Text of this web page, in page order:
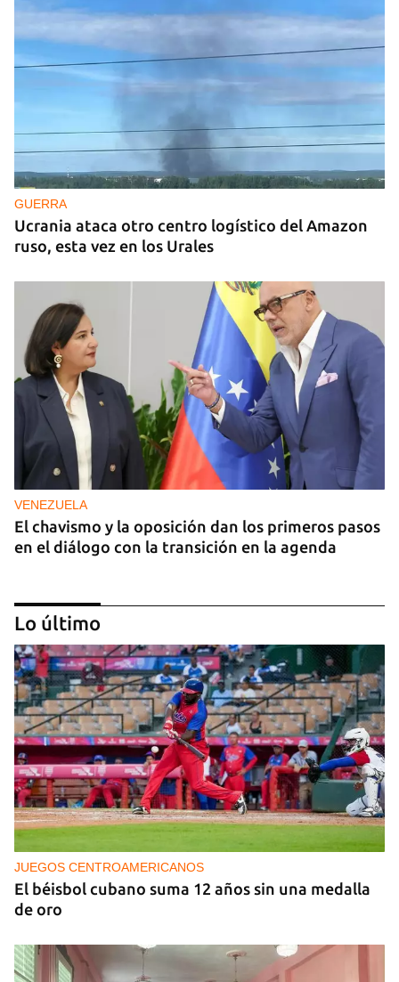
GUERRA
Ucrania ataca otro centro logístico del Amazon
ruso, esta vez en los Urales
VENEZUELA
El chavismo y la oposición dan los primeros pasos
en el diálogo con la transición en la agenda
NICARAGUA
EE UU propone a la OEA convocar a los
cancilleres para "tomar medidas" contra las
decisiones de Ortega
Lo último
JUEGOS CENTROAMERICANOS
El béisbol cubano suma 12 años sin una medalla
de oro